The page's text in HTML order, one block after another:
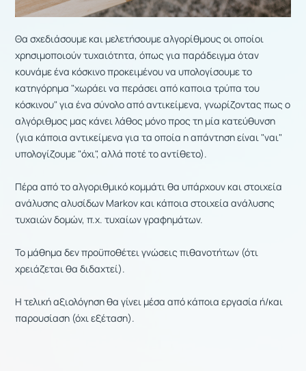
Θα σχεδιάσουμε και μελετήσουμε αλγορίθμους οι οποίοι
χρησιμοποιούν τυχαιότητα, όπως για παράδειγμα όταν
κουνάμε ένα κόσκινο προκειμένου να υπολογίσουμε το
κατηγόρημα "χωράει να περάσει από καποια τρύπα του
κόσκινου" για ένα σύνολο από αντικείμενα, γνωρίζοντας πως ο
αλγόριθμος μας κάνει λάθος μόνο προς τη μία κατεύθυνση
(για κάποια αντικείμενα για τα οποία η απάντηση είναι "ναι"
υπολογίζουμε "όχι", αλλά ποτέ το αντίθετο).
Πέρα από το αλγοριθμικό κομμάτι θα υπάρχουν και στοιχεία
ανάλυσης αλυσίδων Markov και κάποια στοιχεία ανάλυσης
τυχαιών δομών, π.χ. τυχαίων γραφημάτων.
Το μάθημα δεν προϋποθέτει γνώσεις πιθανοτήτων (ότι
χρειάζεται θα διδαχτεί).
Η τελική αξιολόγηση θα γίνει μέσα από κάποια εργασία ή/και
παρουσίαση (όχι εξέταση).